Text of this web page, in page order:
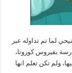
لما تم تداوله عبر
بفيروس كورونا،
ولم تكن تعلم انها